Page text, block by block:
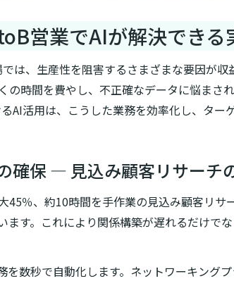
営業でAIが解決できる
は、生産性を阻害するさまざまな要因が収
の時間を費やし、不正確なデータに悩まさ
AI活用は、こうした業務を効率化し、ター
確保 ― 見込み顧客リサーチ
45％、約10時間を手作業の見込み顧客リサ
ます。これにより関係構築が遅れるだけで
を数秒で自動化します。ネットワーキング